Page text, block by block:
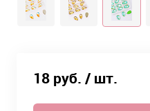
18 руб. / шт.